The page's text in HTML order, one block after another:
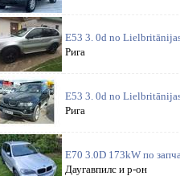
E53 3. 0d no
Рига
E53 3. 0d no
Рига
E70 3.0D 173kW по
Даугавпилс и р-он